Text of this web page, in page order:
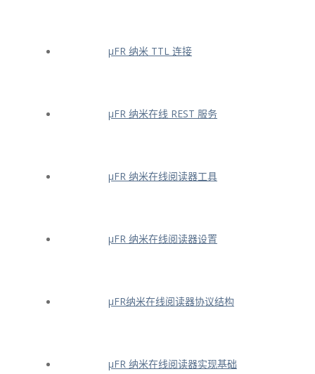
μFR 纳米 TTL 连接
μFR 纳米在线 REST 服务
μFR 纳米在线阅读器工具
μFR 纳米在线阅读器设置
μFR纳米在线阅读器协议结构
μFR 纳米在线阅读器实现基础